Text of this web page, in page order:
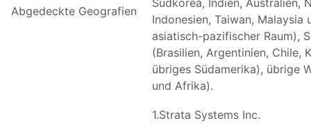
Abgedeckte Geografien
Indonesien, Taiwan, Malaysia
asiatisch-pazifischer Raum),
(Brasilien, Argentinien, Chile,
übriges Südamerika), übrige
und Afrika).
1.Strata Systems Inc.